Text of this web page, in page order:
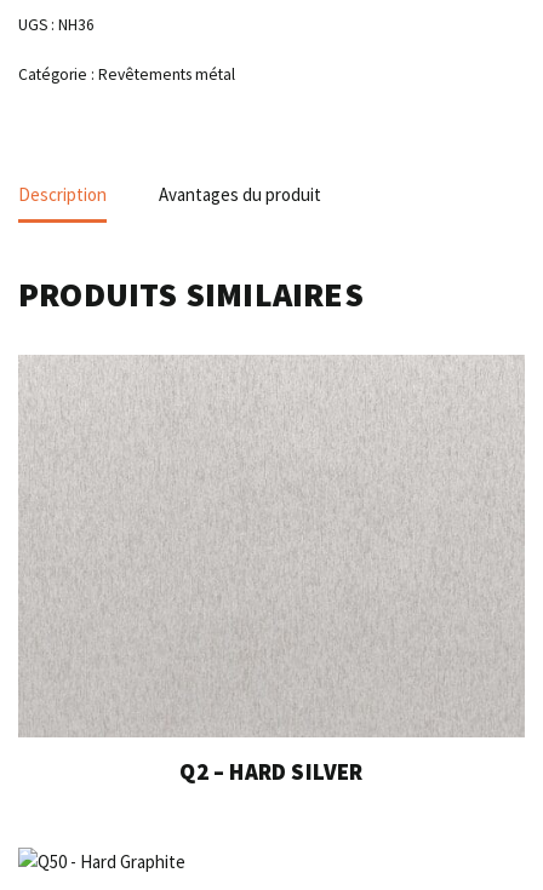
UGS : NH36
Catégorie : Revêtements métal
Description Avantages du produit
PRODUITS SIMILAIRES
Q2 – HARD SILVER